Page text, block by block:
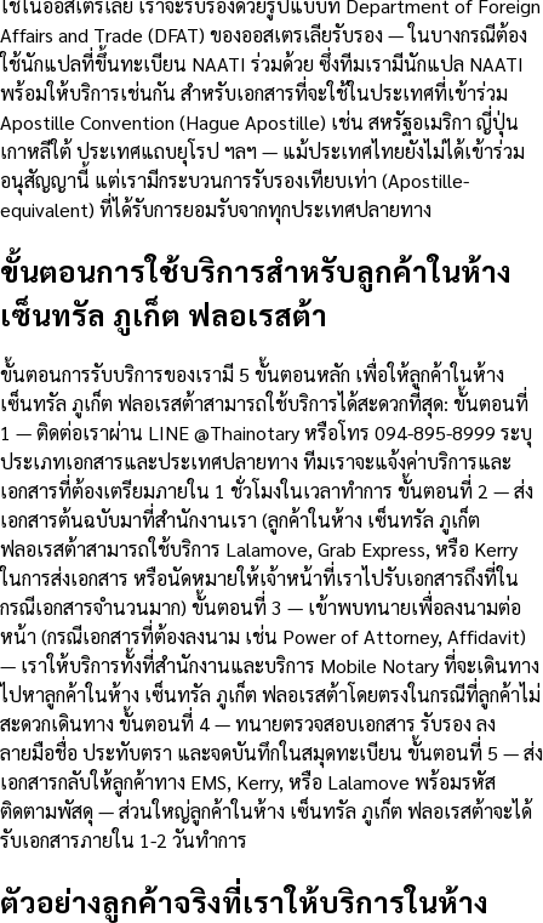
ใช้ในออสเตรเลีย เราจะรับรองด้วยรูปแบบที่ Department of Foreign
Affairs and Trade (DFAT) ของออสเตรเลียรับรอง — ในบางกรณีต้อง
ใช้นักแปลที่ขึ้นทะเบียน NAATI ร่วมด้วย ซึ่งทีมเรามีนักแปล NAATI
พร้อมให้บริการเช่นกัน สำหรับเอกสารที่จะใช้ในประเทศที่เข้าร่วม
Apostille Convention (Hague Apostille) เช่น สหรัฐอเมริกา ญี่ปุ่น
เกาหลีใต้ ประเทศแถบยุโรป ฯลฯ — แม้ประเทศไทยยังไม่ได้เข้าร่วม
อนุสัญญานี้ แต่เรามีกระบวนการรับรองเทียบเท่า (Apostille-
equivalent) ที่ได้รับการยอมรับจากทุกประเทศปลายทาง
ขั้นตอนการใช้บริการสำหรับลูกค้าในห้าง
เซ็นทรัล ภูเก็ต ฟลอเรสต้า
ขั้นตอนการรับบริการของเรามี 5 ขั้นตอนหลัก เพื่อให้ลูกค้าในห้าง
เซ็นทรัล ภูเก็ต ฟลอเรสต้าสามารถใช้บริการได้สะดวกที่สุด: ขั้นตอนที่
1 — ติดต่อเราผ่าน LINE @Thainotary หรือโทร 094-895-8999 ระบุ
ประเภทเอกสารและประเทศปลายทาง ทีมเราจะแจ้งค่าบริการและ
เอกสารที่ต้องเตรียมภายใน 1 ชั่วโมงในเวลาทำการ ขั้นตอนที่ 2 — ส่ง
เอกสารต้นฉบับมาที่สำนักงานเรา (ลูกค้าในห้าง เซ็นทรัล ภูเก็ต
ฟลอเรสต้าสามารถใช้บริการ Lalamove, Grab Express, หรือ Kerry
ในการส่งเอกสาร หรือนัดหมายให้เจ้าหน้าที่เราไปรับเอกสารถึงที่ใน
กรณีเอกสารจำนวนมาก) ขั้นตอนที่ 3 — เข้าพบทนายเพื่อลงนามต่อ
หน้า (กรณีเอกสารที่ต้องลงนาม เช่น Power of Attorney, Affidavit)
— เราให้บริการทั้งที่สำนักงานและบริการ Mobile Notary ที่จะเดินทาง
ไปหาลูกค้าในห้าง เซ็นทรัล ภูเก็ต ฟลอเรสต้าโดยตรงในกรณีที่ลูกค้าไม่
สะดวกเดินทาง ขั้นตอนที่ 4 — ทนายตรวจสอบเอกสาร รับรอง ลง
ลายมือชื่อ ประทับตรา และจดบันทึกในสมุดทะเบียน ขั้นตอนที่ 5 — ส่ง
เอกสารกลับให้ลูกค้าทาง EMS, Kerry, หรือ Lalamove พร้อมรหัส
ติดตามพัสดุ — ส่วนใหญ่ลูกค้าในห้าง เซ็นทรัล ภูเก็ต ฟลอเรสต้าจะได้
รับเอกสารภายใน 1-2 วันทำการ
ตัวอย่างลูกค้าจริงที่เราให้บริการในห้าง